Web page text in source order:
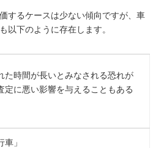
するケースは少ない傾向ですが、車
以下のように存在します。
た時間が長いとみなされる恐れが
定に悪い影響を与えることもある
車」